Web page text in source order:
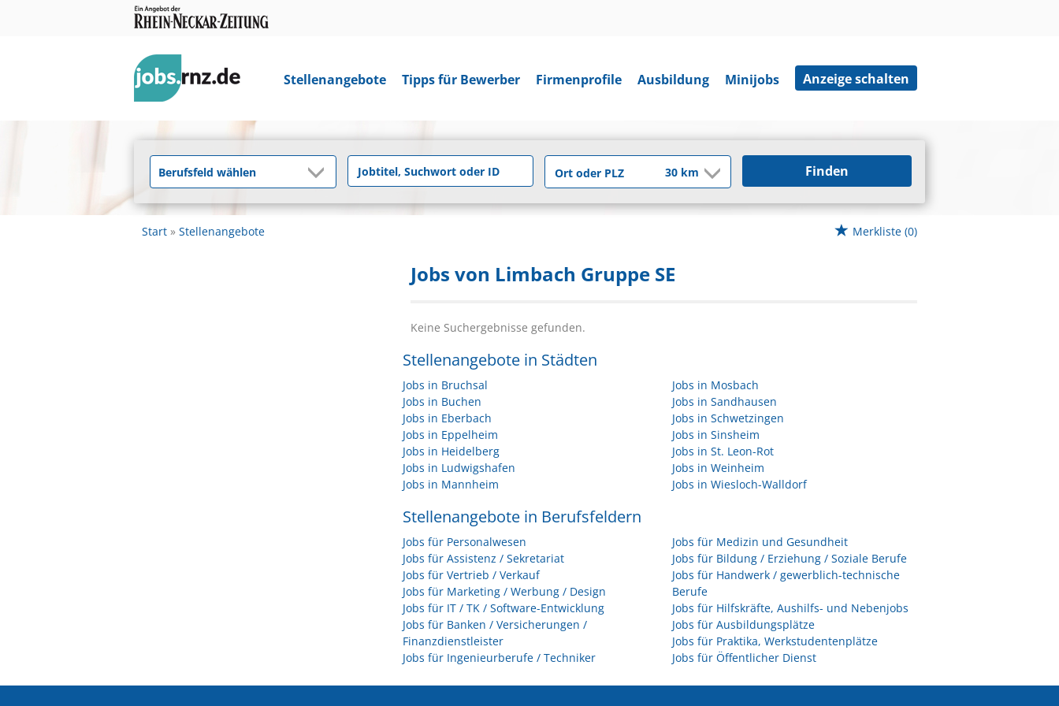
Stellenangebote Tipps für Bewerber Firmenprofile Ausbildung Minijobs Anzeige schalten
Finden
Start Stellenangebote Merkliste (0)
Jobs von Limbach Gruppe SE
Keine Suchergebnisse gefunden.
Stellenangebote in Städten
Jobs in Bruchsal
Jobs in Buchen
Jobs in Eberbach
Jobs in Eppelheim
Jobs in Heidelberg
Jobs in Ludwigshafen
Jobs in Mannheim
Jobs in Mosbach
Jobs in Sandhausen
Jobs in Schwetzingen
Jobs in Sinsheim
Jobs in St. Leon-Rot
Jobs in Weinheim
Jobs in Wiesloch-Walldorf
Stellenangebote in Berufsfeldern
Jobs für Personalwesen
Jobs für Assistenz / Sekretariat
Jobs für Vertrieb / Verkauf
Jobs für Marketing / Werbung / Design
Jobs für IT / TK / Software-Entwicklung
Jobs für Banken / Versicherungen /
Finanzdienstleister
Jobs für Ingenieurberufe / Techniker
Jobs für Medizin und Gesundheit
Jobs für Bildung / Erziehung / Soziale Berufe
Jobs für Handwerk / gewerblich-technische
Berufe
Jobs für Hilfskräfte, Aushilfs- und Nebenjobs
Jobs für Ausbildungsplätze
Jobs für Praktika, Werkstudentenplätze
Jobs für Öffentlicher Dienst